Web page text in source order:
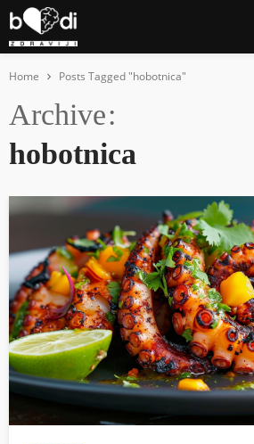
Home Posts Tagged "hobotnica"
Archive
hobotnica